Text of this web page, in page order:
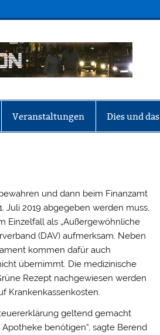
Veranstaltungen Dies und das
und dann beim Finanzamt
Juli 2019 abgegeben werden muss,
Einzelfall als „Außergewöhnliche
(DAV) aufmerksam. Neben
kommen dafür auch
übernimmt. Die medizinische
Rezept nachgewiesen werden
Krankenkassenkosten.
geltend gemacht
benötigen“, sagte Berend